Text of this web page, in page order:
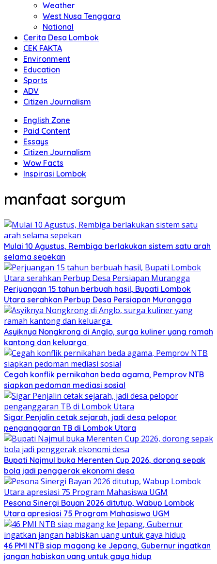
Weather
West Nusa Tenggara
National
Cerita Desa Lombok
CEK FAKTA
Environment
Education
Sports
ADV
Citizen Journalism
English Zone
Paid Content
Essays
Citizen Journalism
Wow Facts
Inspirasi Lombok
manfaat sorgum
Mulai 10 Agustus, Rembiga berlakukan sistem satu arah
selama sepekan
Perjuangan 15 tahun berbuah hasil, Bupati Lombok
Utara serahkan Perbup Desa Persiapan Murangga
Asyiknya Nongkrong di Anglo, surga kuliner yang ramah
kantong dan keluarga
Cegah konflik pernikahan beda agama, Pemprov NTB
siapkan pedoman mediasi sosial
Sigar Penjalin cetak sejarah, jadi desa pelopor
penganggaran TB di Lombok Utara
Bupati Najmul buka Merenten Cup 2026, dorong sepak
bola jadi penggerak ekonomi desa
Pesona Sinergi Bayan 2026 ditutup, Wabup Lombok
Utara apresiasi 75 Program Mahasiswa UGM
46 PMI NTB siap magang ke Jepang, Gubernur ingatkan
jangan habiskan uang untuk gaya hidup